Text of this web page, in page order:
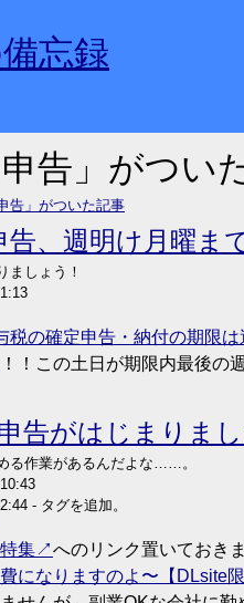
忘録
告」がつい
告」がついた記事
、週明け月曜ま
ましょう！
税の確定申告・納付の期限
！！この土日が期限内最後の
告がはじまりま
る作業があるんだよな……。
- タグを追加。
集 へのリンク置いておき
なりますのよ〜【DLsite限